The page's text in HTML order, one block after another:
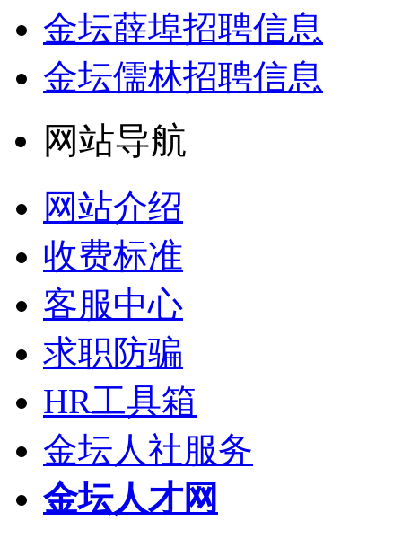
金坛薛埠招聘信息
金坛儒林招聘信息
网站导航
网站介绍
收费标准
客服中心
求职防骗
HR工具箱
金坛人社服务
金坛人才网